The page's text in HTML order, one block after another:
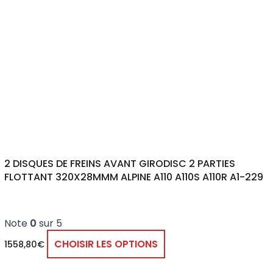
2 DISQUES DE FREINS AVANT GIRODISC 2 PARTIES
FLOTTANT 320X28MMM ALPINE A110 A110S A110R A1-229
Note 0 sur 5
1558,80€ CHOISIR LES OPTIONS